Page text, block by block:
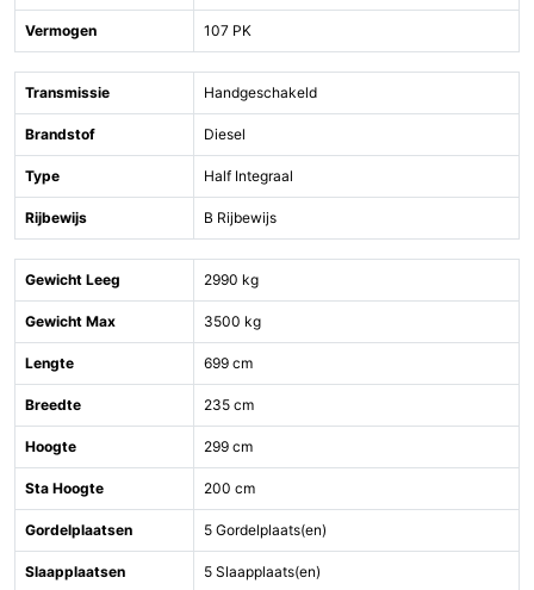
Vermogen 107 PK
Transmissie Handgeschakeld
Brandstof Diesel
Type Half Integraal
Rijbewijs B Rijbewijs
Gewicht Leeg 2990 kg
Gewicht Max 3500 kg
Lengte 699 cm
Breedte 235 cm
Hoogte 299 cm
Sta Hoogte 200 cm
Gordelplaatsen 5 Gordelplaats(en)
Slaapplaatsen 5 Slaapplaats(en)